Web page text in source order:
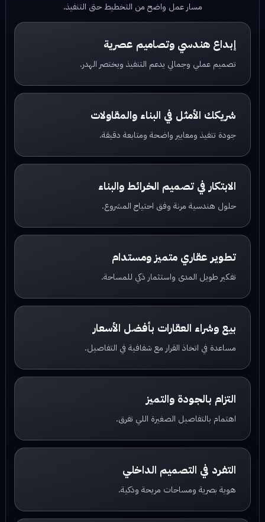
مسار عمل واضح من التخطيط حتى التنفيذ.
إبداع هندسي وتصاميم عصرية
تصميم عملي وجمالي يدعم التنفيذ ويختصر الهدر.
شريكك الأمثل في البناء والمقاولات
جودة تنفيذ ومعايير واضحة ومتابعة دقيقة.
الابتكار في تصميم الخرائط والبناء
حلول هندسية مرنة وفق احتياج المشروع.
تطوير عقاري متميز ومستدام
تفكير طويل المدى واستثمار ذكي للمساحة.
بيع وشراء العقارات بأفضل الأسعار
مساعدة في اتخاذ القرار مع شفافية في التفاصيل.
التزام بالجودة والتميز
اهتمام بالتفاصيل الصغيرة اللي تفرق.
التفرد في التصميم الداخلي
هوية بصرية ومساحات مريحة وذكية.